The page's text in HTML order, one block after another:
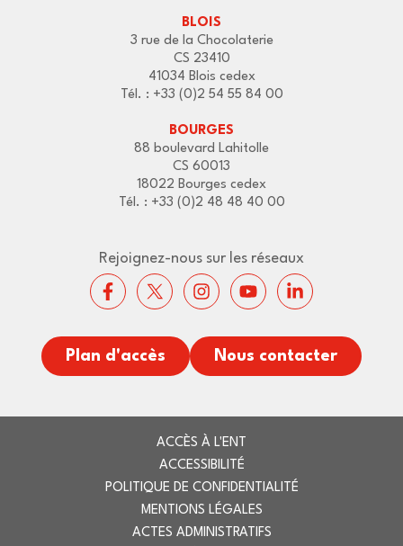
BLOIS
3 rue de la Chocolaterie
CS 23410
41034 Blois cedex
Tél. : +33 (0)2 54 55 84 00
BOURGES
88 boulevard Lahitolle
CS 60013
18022 Bourges cedex
Tél. : +33 (0)2 48 48 40 00
Rejoignez-nous sur les réseaux
Plan d'accès Nous contacter
ACCÈS À L'ENT
ACCESSIBILITÉ
POLITIQUE DE CONFIDENTIALITÉ
MENTIONS LÉGALES
ACTES ADMINISTRATIFS